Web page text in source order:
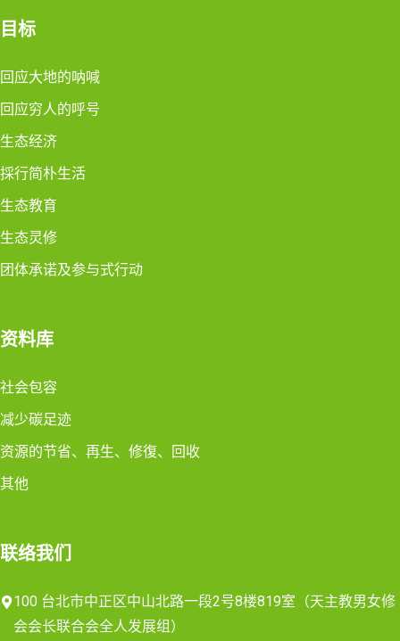
目标
回应大地的呐喊
回应穷人的呼号
生态经济
採行简朴生活
生态教育
生态灵修
团体承诺及参与式行动
资料库
社会包容
减少碳足迹
资源的节省、再生、修復、回收
其他
联络我们
100 台北市中正区中山北路一段2号8楼819室（天主教男女修
会会长联合会全人发展组）